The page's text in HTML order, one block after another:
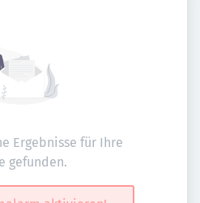
Ergebnisse für Ihre
gefunden.